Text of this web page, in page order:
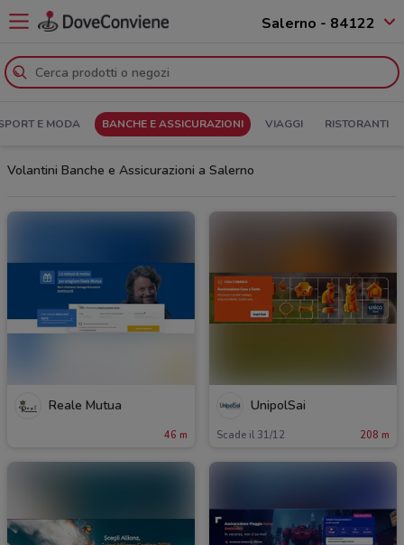
Salerno - 84122
E MODA BANCHE E ASSICURAZIONI VIAGGI RISTORANTI
Volantini Banche e Assicurazioni a Salerno
Reale Mutua
46 m
UnipolSai
Scade il 31/12 208 m